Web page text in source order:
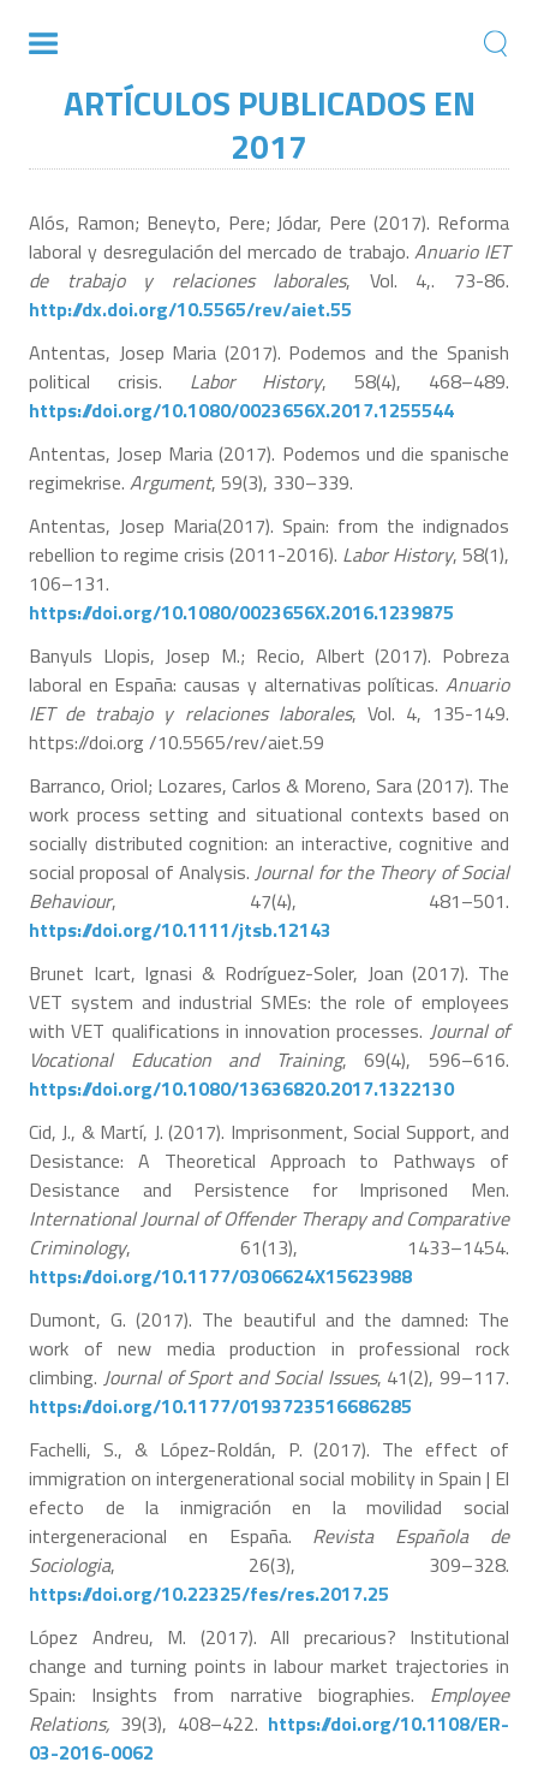
ARTÍCULOS PUBLICADOS EN
2017
Alós, Ramon; Beneyto, Pere; Jódar, Pere (2017). Reforma
laboral y desregulación del mercado de trabajo.Anuario IET
de trabajo y relaciones laborales, Vol. 4,. 73-86.
http://dx.doi.org/10.5565/rev/aiet.55
Antentas, Josep Maria (2017). Podemos and the Spanish
political crisis. Labor History, 58(4), 468–489.
https://doi.org/10.1080/0023656X.2017.1255544
Antentas, Josep Maria (2017). Podemos und die spanische
regimekrise. Argument, 59(3), 330–339.
Antentas, Josep Maria(2017). Spain: from the indignados
rebellion to regime crisis (2011-2016). Labor History, 58(1),
106–131.
https://doi.org/10.1080/0023656X.2016.1239875
Banyuls Llopis, Josep M.; Recio, Albert (2017). Pobreza
laboral en España: causas y alternativas políticas. Anuario
IET de trabajo y relaciones laborales, Vol. 4, 135-149.
https://doi.org /10.5565/rev/aiet.59
Barranco, Oriol; Lozares, Carlos & Moreno, Sara (2017). The
work process setting and situational contexts based on
socially distributed cognition: an interactive, cognitive and
social proposal of Analysis.Journal for the Theory of Social
Behaviour, 47(4), 481–501.
https://doi.org/10.1111/jtsb.12143
Brunet Icart, Ignasi & Rodríguez-Soler, Joan (2017). The
VET system and industrial SMEs: the role of employees
with VET qualifications in innovation processes. Journal of
Vocational Education and Training, 69(4), 596–616.
https://doi.org/10.1080/13636820.2017.1322130
Cid, J., & Martí, J. (2017). Imprisonment, Social Support, and
Desistance: A Theoretical Approach to Pathways of
Desistance and Persistence for Imprisoned Men.
International Journal of Offender Therapy and Comparative
Criminology, 61(13), 1433–1454.
https://doi.org/10.1177/0306624X15623988
Dumont, G. (2017). The beautiful and the damned: The
work of new media production in professional rock
climbing. Journal of Sport and Social Issues, 41(2), 99–117.
https://doi.org/10.1177/0193723516686285
Fachelli, S., & López-Roldán, P. (2017). The effect of
immigration on intergenerational social mobility in Spain | El
efecto de la inmigración en la movilidad social
intergeneracional en España. Revista Española de
Sociologia, 26(3), 309–328.
https://doi.org/10.22325/fes/res.2017.25
López Andreu, M. (2017). All precarious? Institutional
change and turning points in labour market trajectories in
Spain: Insights from narrative biographies. Employee
Relations, 39(3), 408–422. https://doi.org/10.1108/ER-
03-2016-0062